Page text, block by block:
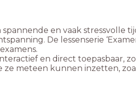
spannende en vaak stressvolle
De lessenserie
en direct toepasbaar,
ze meteen kunnen inzetten,